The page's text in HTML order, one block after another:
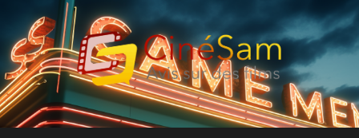
content
CinéSam
Base de données CinéSam